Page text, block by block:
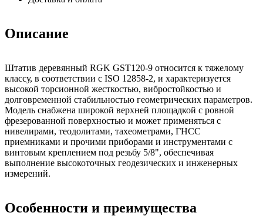
Описание
Штатив деревянный RGK GST120-9 относится к тяжелому
классу, в соответствии с ISO 12858-2, и характеризуется
высокой торсионной жесткостью, вибростойкостью и
долговременной стабильностью геометрических параметров.
Модель снабжена широкой верхней площадкой с ровной
фрезерованной поверхностью и может применяться с
нивелирами, теодолитами, тахеометрами, ГНСС
приемниками и прочими приборами и инструментами с
винтовым креплением под резьбу 5/8", обеспечивая
выполнение высокоточных геодезических и инженерных
измерений.
Особенности и преимущества